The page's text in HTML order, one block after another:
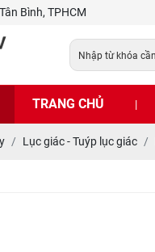
Bình, TPHCM
TRANG CHỦ |
Lục giác - Tuýp lục giác